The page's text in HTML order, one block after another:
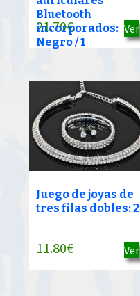
Bluetooth
incorporados:
Negro / 1
21.70€ Ver
Juego de joyas de
tres filas dobles: 2
11.80€ Ver